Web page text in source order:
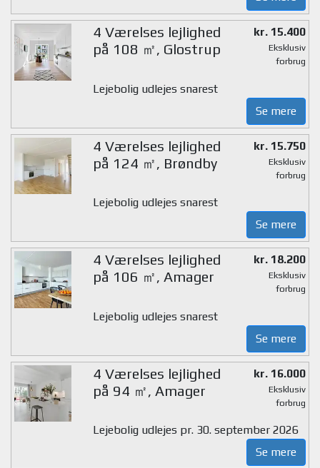
4 Værelses lejlighed
på 108 ㎡, Glostrup
kr. 15.400
Eksklusiv
forbrug
Lejebolig udlejes snarest
Se mere
4 Værelses lejlighed
på 124 ㎡, Brøndby
kr. 15.750
Eksklusiv
forbrug
Lejebolig udlejes snarest
Se mere
4 Værelses lejlighed
på 106 ㎡, Amager
kr. 18.200
Eksklusiv
forbrug
Lejebolig udlejes snarest
Se mere
4 Værelses lejlighed
på 94 ㎡, Amager
kr. 16.000
Eksklusiv
forbrug
Lejebolig udlejes pr. 30. september 2026
Se mere